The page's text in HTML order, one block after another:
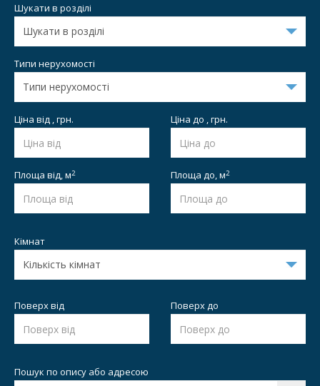
Шукати в розділі
Типи нерухомості
Ціна від , грн. Ціна до , грн.
Площа від,м2 Площа до,м2
Кімнат
Поверх від Поверх до
Пошук по опису або адресою